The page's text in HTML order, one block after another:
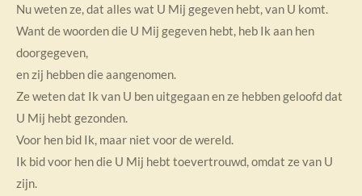
Nu weten ze, dat alles wat U Mij gegeven hebt, van U komt.
Want de woorden die U Mij gegeven hebt, heb Ik aan hen
doorgegeven,
en zij hebben die aangenomen.
Ze weten dat Ik van U ben uitgegaan en ze hebben geloofd dat
U Mij hebt gezonden.
Voor hen bid Ik, maar niet voor de wereld.
Ik bid voor hen die U Mij hebt toevertrouwd, omdat ze van U
zijn.